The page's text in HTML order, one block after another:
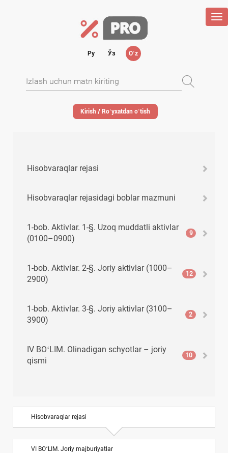
Ру Ўз Oʻz
Kirish / Roʻyхatdan oʻtish
Hisobvaraqlar rejasi
Hisobvaraqlar rejasidagi boblar mazmuni
1-bob. Aktivlar. 1-§. Uzoq muddatli aktivlar
(0100–0900)
9
1-bob. Aktivlar. 2-§. Joriy aktivlar (1000–
2900)
12
1-bob. Aktivlar. 3-§. Joriy aktivlar (3100–
3900)
2
IV BOʻLIM. Olinadigan schyotlar – joriy
qismi
10
VI BOʻLIM. Joriy majburiyatlar
Hisobvaraqlar rejasi
VI BOʻLIM. Joriy majburiyatlar